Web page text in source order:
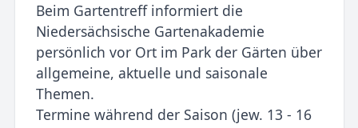
Beim Gartentreff informiert die
Niedersächsische Gartenakademie
persönlich vor Ort im Park der Gärten über
allgemeine, aktuelle und saisonale
Themen.
Termine während der Saison (jew. 13 - 16